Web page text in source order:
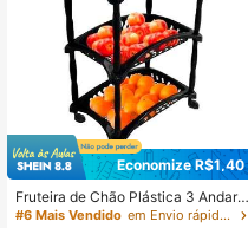
Economize R$1,40
Fruteira de Chão Plástica 3 Andare
s Arqplast Multiuso
#6 Mais Vendido em Envio rápido Outras ferramentas para frutas e v